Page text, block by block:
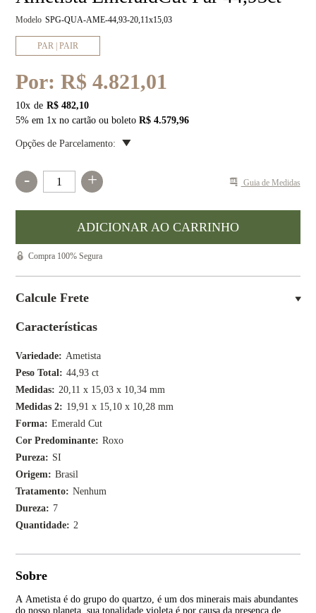
Características
Variedade
Ametista
Peso Total
44,93 ct
Medidas
20,11 x 15,03 x 10,34 mm
Medidas 2
19,91 x 15,10 x 10,28 mm
Forma
Emerald Cut
Cor Predominante
Roxo
Pureza
SI
Origem
Brasil
Tratamento
Nenhum
Dureza
7
Quantidade
2
Sobre
A Ametista é do grupo do quartzo, é um dos minerais mais abundantes
do nosso planeta, sua tonalidade violeta é por causa da presença de
Modelo SPG-QUA-AME-44,93-20,11x15,03
PAR | PAIR
Por:R$ 4.821,01
10x
R$ 482,10
5% em 1x no cartão ou boletoR$ 4.579,96
Opções de Parcelamento:
- + Guia de Medidas
Compra 100% Segura
Calcule Frete